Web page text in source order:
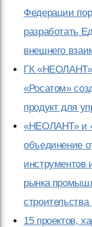
Федерации
разработать
внешнего
ГК «НЕОЛАНТ»
«Росатом»
продукт для
«НЕОЛАНТ» и
объединение
инструментов
рынка
15 проектов,